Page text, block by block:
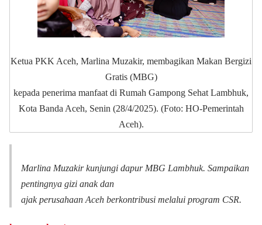
Ketua PKK Aceh, Marlina Muzakir, membagikan Makan Bergizi
Gratis (MBG)
kepada penerima manfaat di Rumah Gampong Sehat Lambhuk,
Kota Banda Aceh, Senin (28/4/2025). (Foto: HO-Pemerintah
Aceh).
Marlina Muzakir kunjungi dapur MBG Lambhuk. Sampaikan
pentingnya gizi anak dan
ajak perusahaan Aceh berkontribusi melalui program CSR.